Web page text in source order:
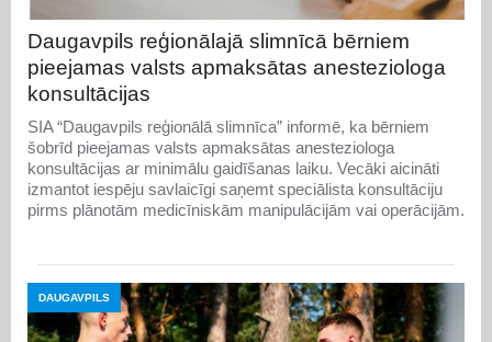
Daugavpils reģionālajā slimnīcā bērniem
pieejamas valsts apmaksātas anesteziologa
konsultācijas
SIA “Daugavpils reģionālā slimnīca” informē, ka bērniem
šobrīd pieejamas valsts apmaksātas anesteziologa
konsultācijas ar minimālu gaidīšanas laiku. Vecāki aicināti
izmantot iespēju savlaicīgi saņemt speciālista konsultāciju
pirms plānotām medicīniskām manipulācijām vai operācijām.
DAUGAVPILS